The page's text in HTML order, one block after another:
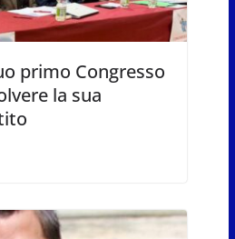
primo Congresso
la sua